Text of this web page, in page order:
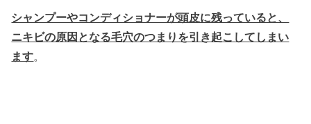
シャンプーやコンディショナーが頭皮に残っていると、
ニキビの原因となる毛穴のつまりを引き起こしてしまい
ます。